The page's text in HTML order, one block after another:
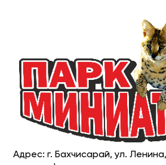
Адрес: г. Бахчисарай, ул.